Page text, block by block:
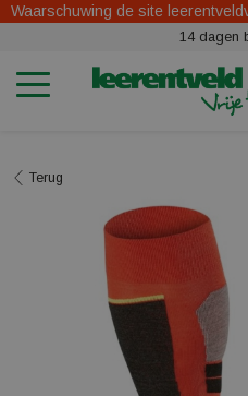
14 dagen
Terug